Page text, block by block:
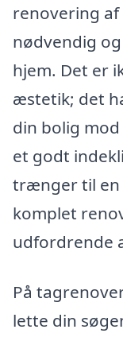
renovering
nødvendig
hjem. Det er
æstetik; det
din bolig
et godt
trænger til en
komplet
udfordrende
På
lette din